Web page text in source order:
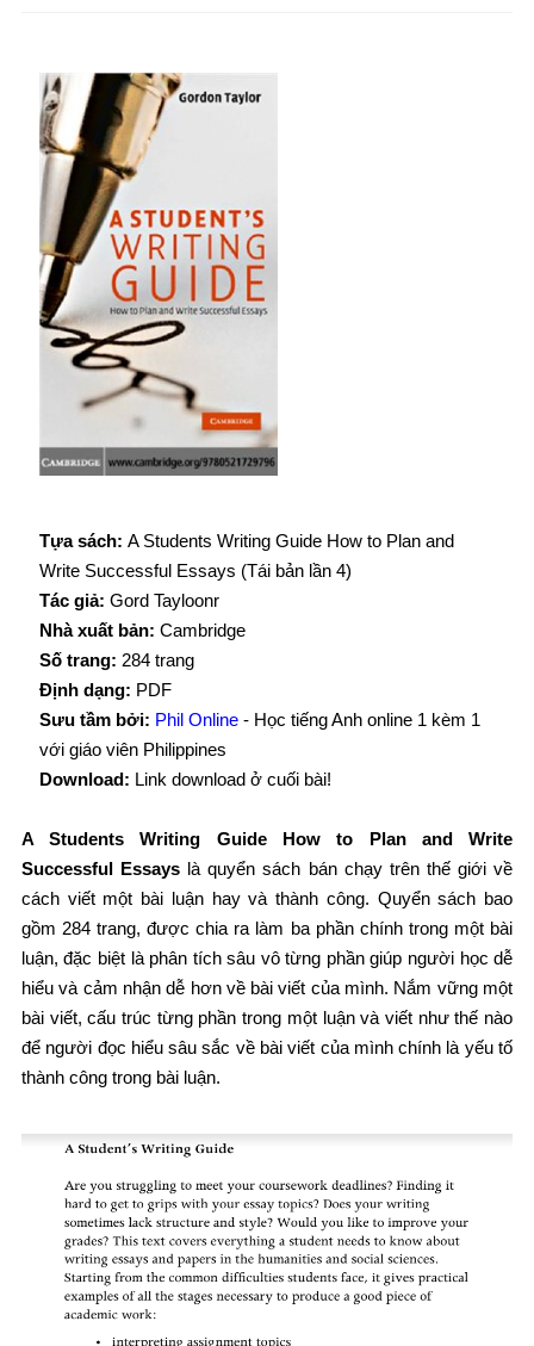
Tựa sách: A Students Writing Guide How to Plan and
Write Successful Essays (Tái bản lần 4)
Tác giả: Gord Tayloonr
Nhà xuất bản: Cambridge
Số trang: 284 trang
Định dạng: PDF
Sưu tầm bởi: Phil Online - Học tiếng Anh online 1 kèm 1
với giáo viên Philippines
Download: Link download ở cuối bài!
A Students Writing Guide How to Plan and Write
Successful Essays là quyển sách bán chạy trên thế giới về
cách viết một bài luận hay và thành công. Quyển sách bao
gồm 284 trang, được chia ra làm ba phần chính trong một bài
luận, đặc biệt là phân tích sâu vô từng phần giúp người học dễ
hiểu và cảm nhận dễ hơn về bài viết của mình. Nắm vững một
bài viết, cấu trúc từng phần trong một luận và viết như thế nào
để người đọc hiểu sâu sắc về bài viết của mình chính là yếu tố
thành công trong bài luận.